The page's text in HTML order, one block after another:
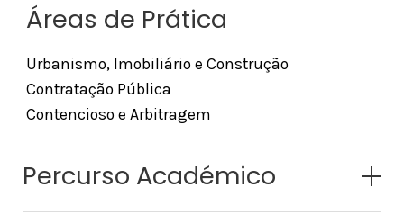
Áreas de Prática
Urbanismo, Imobiliário e Construção
Contratação Pública
Contencioso e Arbitragem
Percurso Académico